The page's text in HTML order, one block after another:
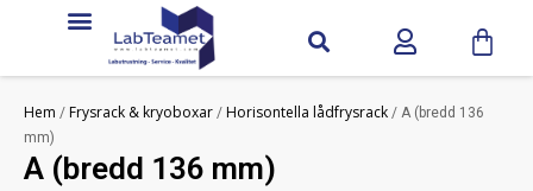
Hem / Frysrack & kryoboxar / Horisontella lådfrysrack / A (bredd 136
mm)
A (bredd 136 mm)